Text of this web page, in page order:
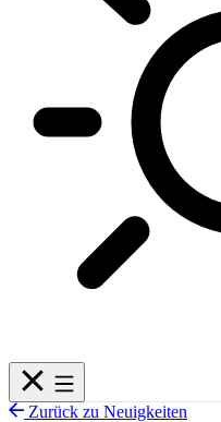
Zurück zu Neuigkeiten